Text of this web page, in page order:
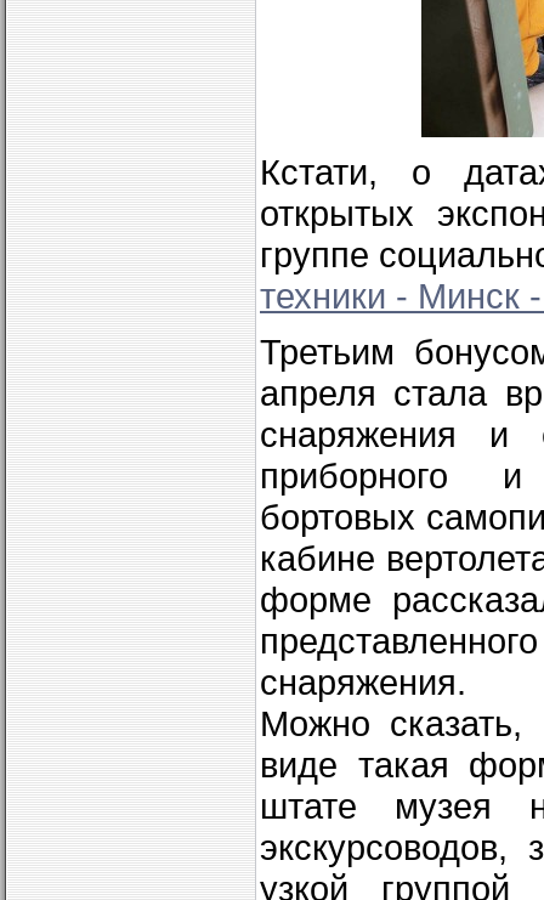
Кстати, о
открытых
группе
техники - Минск
Третьим
апреля стала
снаряжения и
приборного и
бортовых
кабине
форме
снаряжения.
Можно сказать,
виде такая
штате музея
экскурсоводов,
узкой